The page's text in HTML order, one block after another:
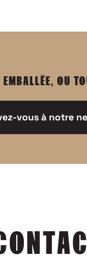
OU
vous à notre